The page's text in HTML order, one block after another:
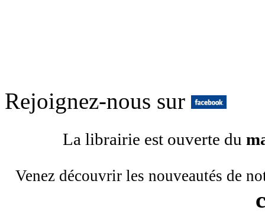
Rejoignez-nous sur
La librairie est ouverte du
Venez découvrir les nouveautés de